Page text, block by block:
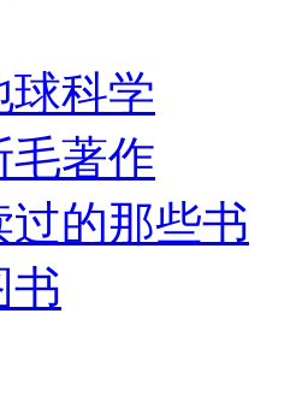
球科学
毛著作
过的那些书
书